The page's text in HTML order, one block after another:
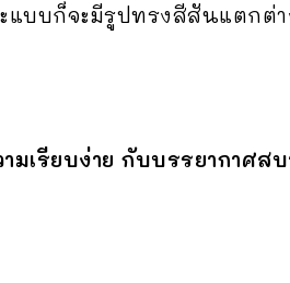
แบบก็จะมีรูปทรงสีสันแตกต่
เรียบง่าย กับบรรยากาศสบ